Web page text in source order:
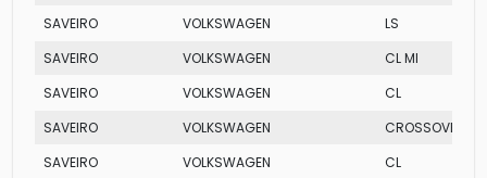
SAVEIRO
VOLKSWAGEN
LS
SAVEIRO
VOLKSWAGEN
CL MI
SAVEIRO
VOLKSWAGEN
CL
SAVEIRO
VOLKSWAGEN
CROSSOVER
SAVEIRO
VOLKSWAGEN
CL